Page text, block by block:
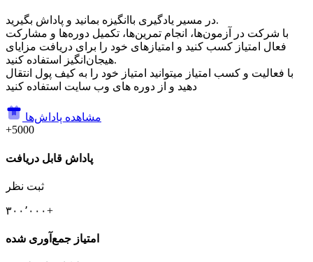
در مسیر یادگیری باانگیزه بمانید و پاداش بگیرید.
با شرکت در آزمون‌ها، انجام تمرین‌ها، تکمیل دوره‌ها و مشارکت
فعال امتیاز کسب کنید و امتیازهای خود را برای دریافت مزایای
هیجان‌انگیز استفاده کنید.
با فعالیت و کسب امتیاز میتوانید امتیاز خود را به کیف پول انتقال
دهید و از دوره های وب سایت استفاده کنید
مشاهده پاداش‌ها
+5000
پاداش قابل دریافت
ثبت نظر
۳۰۰٬۰۰۰+
امتیاز جمع‌آوری شده